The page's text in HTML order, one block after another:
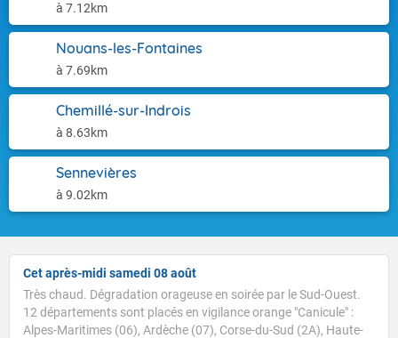
à 7.12km
Nouans-les-Fontaines
à 7.69km
Chemillé-sur-Indrois
à 8.63km
Sennevières
à 9.02km
Cet après-midi samedi 08 août
Très chaud. Dégradation orageuse en soirée par le Sud-Ouest.
12 départements sont placés en vigilance orange "Canicule" :
Alpes-Maritimes (06), Ardèche (07), Corse-du-Sud (2A), Haute-